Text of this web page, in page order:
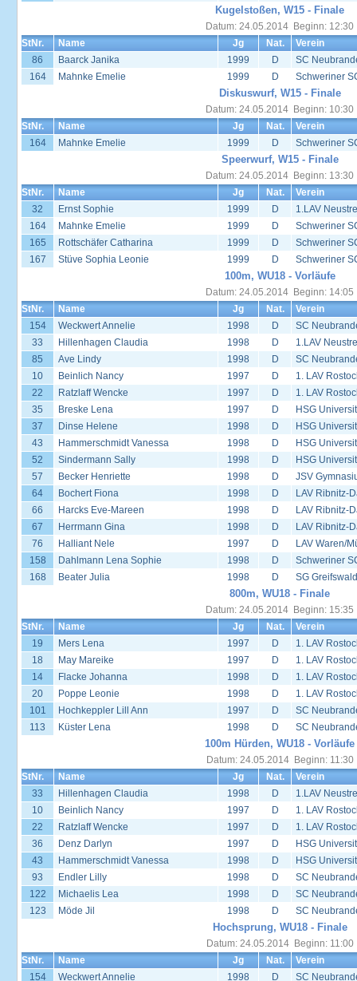
Kugelstoßen, W15 - Finale
Datum: 24.05.2014 Beginn: 12:30
StNr.
Name Jg Nat.
Verein
86
Baarck Janika 1999 D
SC
164
Mahnke Emelie 1999 D Schweriner
Diskuswurf, W15 - Finale
Datum: 24.05.2014 Beginn: 10:30
StNr.
Name Jg Nat.
Verein
164
Mahnke Emelie 1999 D Schweriner
Speerwurf, W15 - Finale
Datum: 24.05.2014 Beginn: 13:30
StNr.
Name Jg Nat.
Verein
32
Ernst Sophie 1999 D
1.LAV
164
Mahnke Emelie 1999 D
Schweriner
165
Rottschäfer Catharina 1999 D
Schweriner
167
Stüve Sophia Leonie 1999 D Schweriner
100m, WU18 - Vorläufe
Datum: 24.05.2014 Beginn: 14:05
StNr.
Name Jg Nat.
Verein
154
Weckwert Annelie 1998 D
SC
33
Hillenhagen Claudia 1998 D
1.LAV
85
Ave Lindy 1998 D
SC
10
Beinlich Nancy 1997 D
1. LAV
22
Ratzlaff Wencke 1997 D
1. LAV
35
Breske Lena 1997 D
HSG
37
Dinse Helene 1998 D
HSG
43
Hammerschmidt Vanessa 1998 D
HSG
52
Sindermann Sally 1998 D
HSG
57
Becker Henriette 1998 D
JSV
64
Bochert Fiona 1998 D
LAV Ribnitz-
66
Harcks Eve-Mareen 1998 D
LAV Ribnitz-
67
Herrmann Gina 1998 D
LAV Ribnitz-
76
Halliant Nele 1997 D
LAV Waren/
158
Dahlmann Lena Sophie 1998 D
Schweriner
168
Beater Julia 1998 D SG Greifswald
800m, WU18 - Finale
Datum: 24.05.2014 Beginn: 15:35
StNr.
Name Jg Nat.
Verein
19
Mers Lena 1997 D
1. LAV
18
May Mareike 1997 D
1. LAV
14
Flacke Johanna 1998 D
1. LAV
20
Poppe Leonie 1998 D
1. LAV
101
Hochkeppler Lill Ann 1997 D
SC
113
Küster Lena 1998 D SC
100m Hürden, WU18 - Vorläufe
Datum: 24.05.2014 Beginn: 11:30
StNr.
Name Jg Nat.
Verein
33
Hillenhagen Claudia 1998 D
1.LAV
10
Beinlich Nancy 1997 D
1. LAV
22
Ratzlaff Wencke 1997 D
1. LAV
36
Denz Darlyn 1997 D
HSG
43
Hammerschmidt Vanessa 1998 D
HSG
93
Endler Lilly 1998 D
SC
122
Michaelis Lea 1998 D
SC
123
Möde Jil 1998 D SC
Hochsprung, WU18 - Finale
Datum: 24.05.2014 Beginn: 11:00
StNr.
Name Jg Nat.
Verein
154
Weckwert Annelie 1998 D
SC